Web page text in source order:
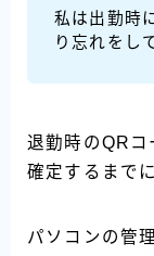
私は出勤時
り忘れをし
退勤時のQRコ
確定するまで
パソコンの管